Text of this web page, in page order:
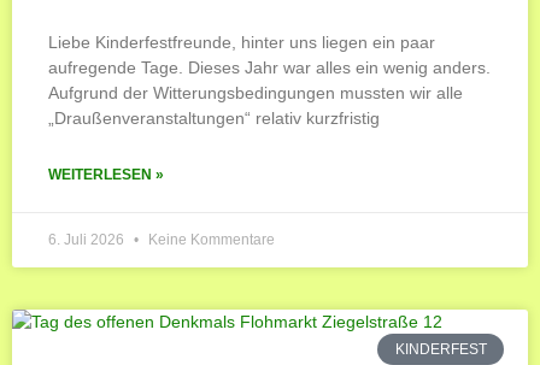
Liebe Kinderfestfreunde, hinter uns liegen ein paar
aufregende Tage. Dieses Jahr war alles ein wenig anders.
Aufgrund der Witterungsbedingungen mussten wir alle
„Draußenveranstaltungen“ relativ kurzfristig
WEITERLESEN »
6. Juli 2026 Keine Kommentare
KINDERFEST